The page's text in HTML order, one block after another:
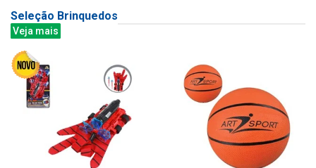
Seleção Brinquedos
Veja mais